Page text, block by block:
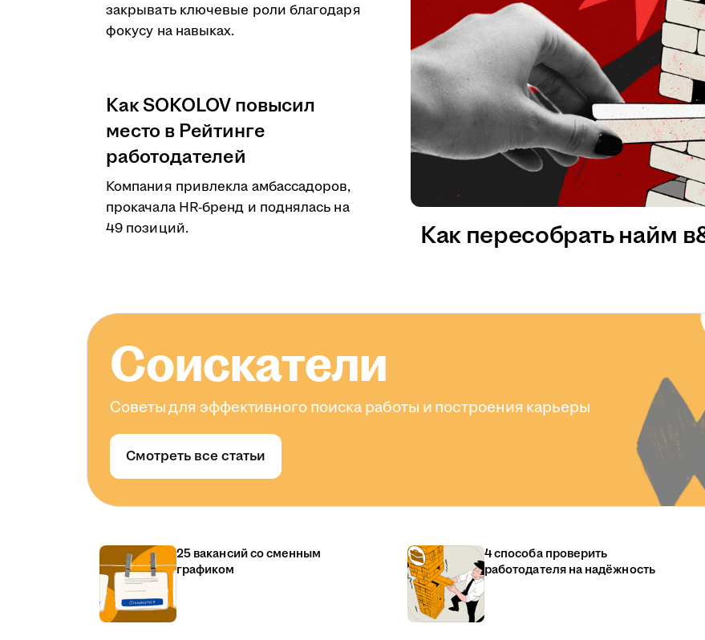
закрывать ключевые роли благодаря
фокусу на навыках.
Как SOKOLOV повысил
место в Рейтинге
работодателей
Компания привлекла амбассадоров,
прокачала HR-бренд и поднялась на
49 позиций.
Как пересобрать найм
Соискатели
Советы для эффективного поиска работы и построения карьеры
Смотреть все статьи
25 вакансий со сменным
графиком
4 способа проверить
работодателя на надёжность